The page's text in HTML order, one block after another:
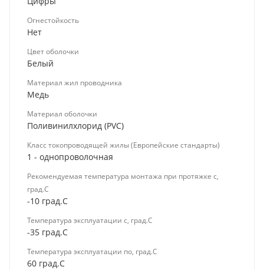
Огнестойкость
Нет
Цвет оболочки
Белый
Материал жил проводника
Медь
Материал оболочки
Поливинилхлорид (PVC)
Класс токопроводящей жилы (Европейские стандарты)
1 - однопроволочная
Рекомендуемая температура монтажа при протяжке с,
град.C
-10 град.C
Температура эксплуатации с, град.C
-35 град.C
Температура эксплуатации по, град.C
60 град.C